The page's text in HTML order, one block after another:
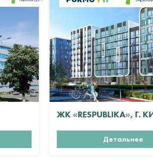
ЖК «RESPUBLIKA», Г.
Детальнее